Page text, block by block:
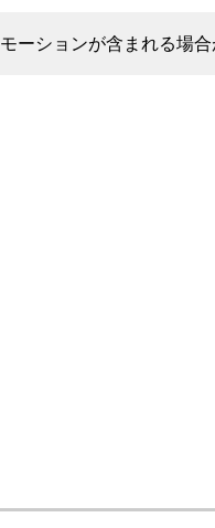
ーションが含まれる場